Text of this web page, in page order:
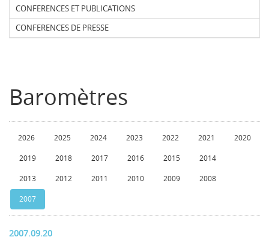
CONFERENCES ET PUBLICATIONS
CONFERENCES DE PRESSE
Baromètres
2026 2025 2024 2023 2022 2021 2020
2019 2018 2017 2016 2015 2014
2013 2012 2011 2010 2009 2008
2007
2007.09.20